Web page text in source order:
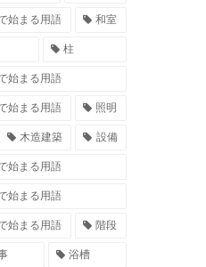
始まる用語 和室
柱
始まる用語
始まる用語 照明
木造建築 設備
始まる用語
始まる用語
始まる用語 階段
浴槽